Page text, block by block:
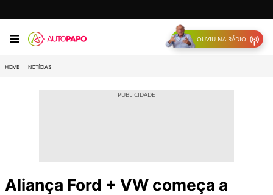
OUVIU NA RÁDIO
HOME NOTÍCIAS
Aliança Ford + VW começa a